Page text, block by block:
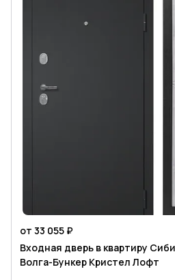
от 33 055 ₽
Входная дверь в квартиру
Волга-Бункер Кристел Лофт